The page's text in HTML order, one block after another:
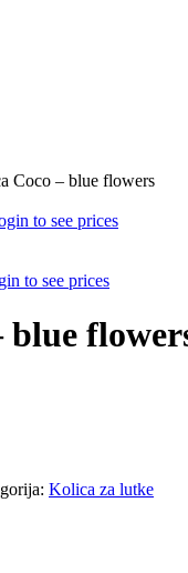
Coco – blue flowers
to see prices
to see prices
blue
Kolica za lutke